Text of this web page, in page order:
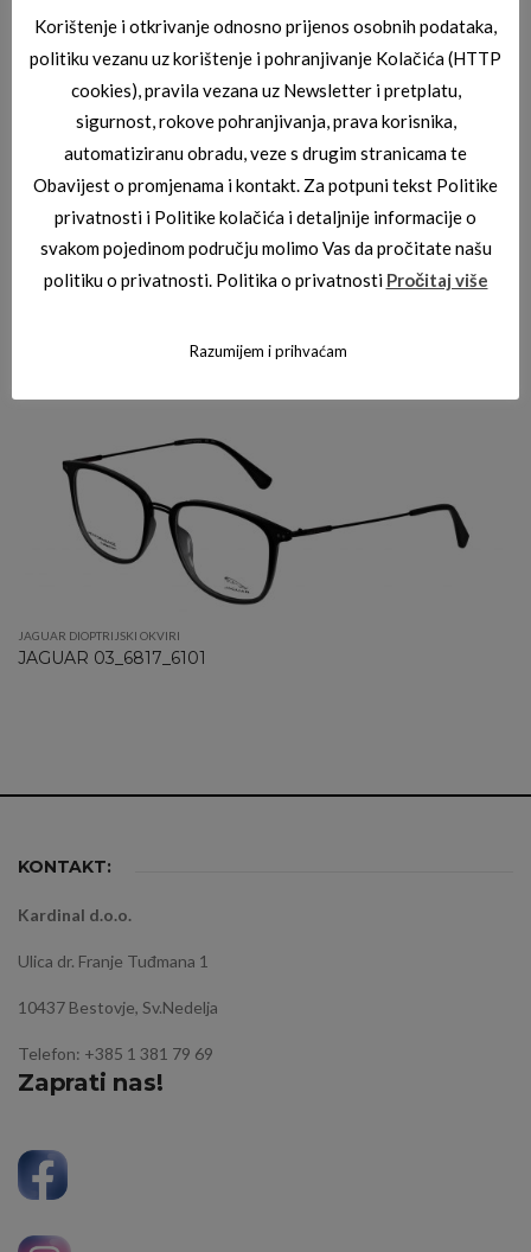
JAGUAR 03_3714_8100
JAGUAR 03_3715_1000
JAGUAR DIOPTRIJSKI OKVIRI
JAGUAR 03_6817_6101
KONTAKT:
Kardinal d.o.o.
Ulica dr. Franje Tuđmana 1
10437 Bestovje, Sv.Nedelja
Telefon: +385 1 381 79 69
Zaprati nas!
Korištenje i otkrivanje odnosno prijenos osobnih podataka,
politiku vezanu uz korištenje i pohranjivanje Kolačića (HTTP
cookies), pravila vezana uz Newsletter i pretplatu,
sigurnost, rokove pohranjivanja, prava korisnika,
automatiziranu obradu, veze s drugim stranicama te
Obavijest o promjenama i kontakt. Za potpuni tekst Politike
privatnosti i Politike kolačića i detaljnije informacije o
svakom pojedinom području molimo Vas da pročitate našu
politiku o privatnosti. Politika o privatnosti Pročitaj više
Razumijem i prihvaćam